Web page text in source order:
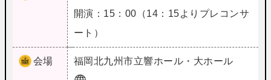
開演：15：00（14：15よりプレコンサ
ート）
会場 福岡北九州市立響ホール・大ホール